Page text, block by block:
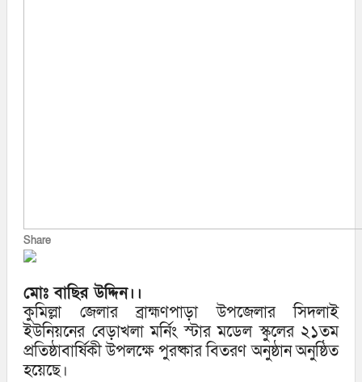
Share
মোঃ বাছির উদ্দিন।।
কুমিল্লা জেলার ব্রাহ্মণপাড়া উপজেলার সিদলাই
ইউনিয়নের বেড়াখলা মর্নিং স্টার মডেল স্কুলের ২১তম
প্রতিষ্ঠাবার্ষিকী উপলক্ষে পুরষ্কার বিতরণ অনুষ্ঠান অনুষ্ঠিত
হয়েছে।